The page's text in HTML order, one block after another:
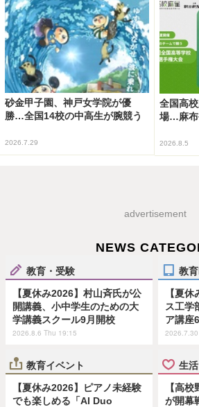
砂金甲子園、神戸女学院が優
勝…全国14校の中高生が腕競う
2026.7.29
全国高
場…麻布
2026.8.5
advertisement
NEWS
教育・受験
【夏休み2026】村山斉氏が公
開講義、小中学生のための大
学講義スクール9月開校
2026.8.6 Thu 19:15
教
【夏
ス工学
ア講座
教育イベント
【夏休み2026】ピアノ未経験
でも楽しめる「AI Duo
生
【高
が開幕